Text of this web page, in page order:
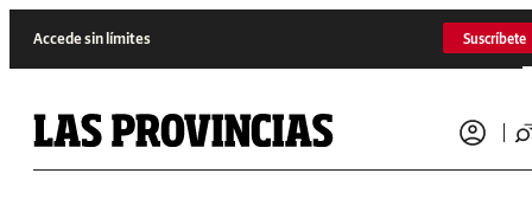
Accede sin límites Suscríbete